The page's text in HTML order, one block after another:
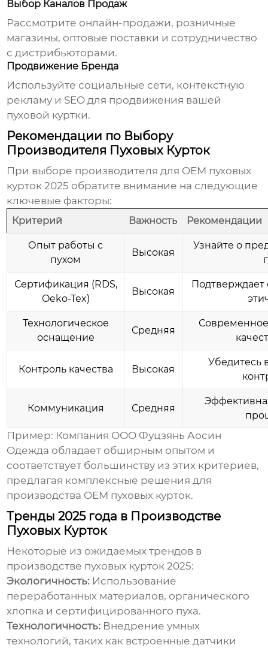
Выбор Каналов Продаж
Рассмотрите онлайн-продажи, розничные
магазины, оптовые поставки и сотрудничество
с дистрибьюторами.
Продвижение Бренда
Используйте социальные сети, контекстную
рекламу и SEO для продвижения вашей
пуховой куртки.
Рекомендации по Выбору
Производителя Пуховых Курток
При выборе производителя для OEM пуховых
курток 2025 обратите внимание на следующие
ключевые факторы:
Критерий Важность Рекомендации
Опыт работы с
пухом
Высокая
Узнайте о
Сертификация (RDS,
Oeko-Tex)
Высокая
Подтверждает
Технологическое
оснащение
Средняя
Контроль качества Высокая
Убедитесь
Коммуникация Средняя
Пример: Компания ООО Фуцзянь Аосин
Одежда обладает обширным опытом и
соответствует большинству из этих критериев,
предлагая комплексные решения для
производства OEM пуховых курток.
Тренды 2025 года в Производстве
Пуховых Курток
Некоторые из ожидаемых трендов в
производстве пуховых курток 2025:
Экологичность: Использование
переработанных материалов, органического
хлопка и сертифицированного пуха.
Технологичность: Внедрение умных
технологий, таких как встроенные датчики